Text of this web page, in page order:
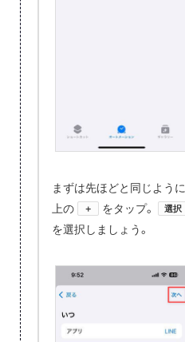
まずは先ほどと同じよう
上の
＋ をタップ。 選択
を選択しましょう。